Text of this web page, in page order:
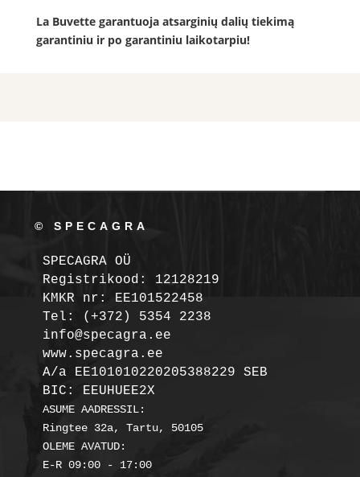
La Buvette garantuoja atsarginių dalių tiekimą
garantiniu ir po garantiniu laikotarpiu!
© SPECAGRA
SPECAGRA OÜ
Registrikood: 12128219
KMKR nr: EE101522458
Tel: (+372) 5354 2238
info@specagra.ee
A/a EE101010220205388229 SEB
BIC: EEUHUEE2X
ASUME AADRESSIL:
Ringtee 32a, Tartu, 50105
OLEME AVATUD:
E-R 09:00 - 17:00